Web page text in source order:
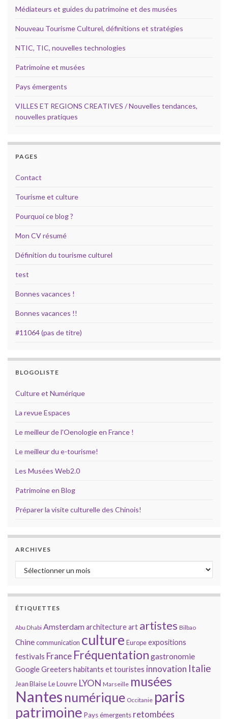
Médiateurs et guides du patrimoine et des musées
Nouveau Tourisme Culturel, définitions et stratégies
NTIC, TIC, nouvelles technologies
Patrimoine et musées
Pays émergents
VILLES ET REGIONS CREATIVES / Nouvelles tendances,
nouvelles pratiques
PAGES
Contact
Tourisme et culture
Pourquoi ce blog ?
Mon CV résumé
Définition du tourisme culturel
test
Bonnes vacances !
Bonnes vacances !!
#11064 (pas de titre)
BLOGOLISTE
Culture et Numérique
La revue Espaces
Le meilleur de l'Oenologie en France !
Le meilleur du e-tourisme!
Les Musées Web2.0
Patrimoine en Blog
Préparer la visite culturelle des Chinois!
ARCHIVES
Archives
ÉTIQUETTES
Abu Dhabi Amsterdamarchitectureart artistes Bilbao
Chinecommunication culture Europeexpositions
festivals France Fréquentation gastronomie
GoogleGreeters habitants et touristes innovation Italie
Jean BlaiseLe Louvre LYON Marseille musées
Nantes numérique Occitanie paris
patrimoine Pays émergents retombées